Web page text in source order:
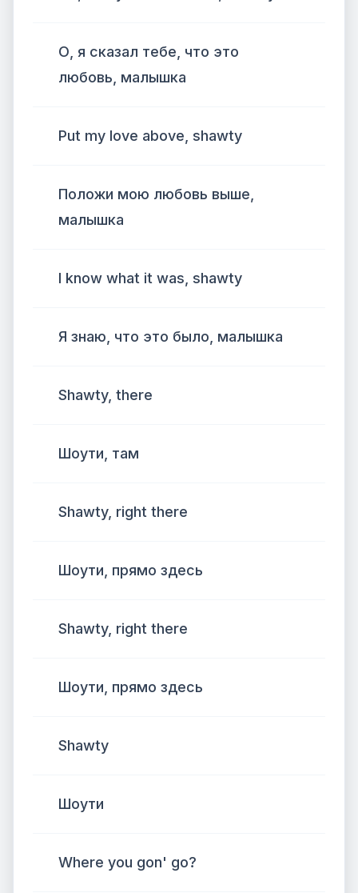
О, я сказал тебе, что это
любовь, малышка
Put my love above, shawty
Положи мою любовь выше,
малышка
I know what it was, shawty
Я знаю, что это было, малышка
Shawty, there
Шоути, там
Shawty, right there
Шоути, прямо здесь
Shawty, right there
Шоути, прямо здесь
Shawty
Шоути
Where you gon' go?